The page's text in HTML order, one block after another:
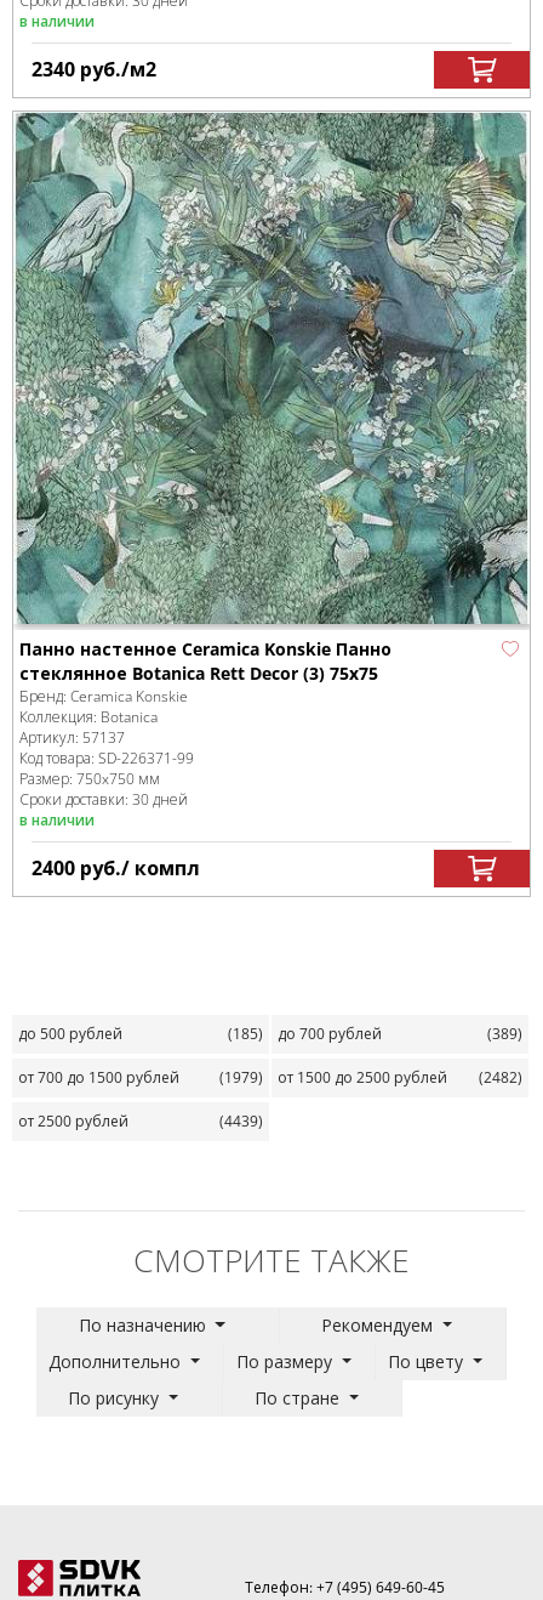
в наличии
2340 руб./м2
Панно настенное Ceramica Konskie Панно
стеклянное Botanica Rett Decor (3) 75x75
Бренд: Ceramica Konskie
Коллекция: Botanica
Артикул: 57137
Код товара: SD-226371-99
Размер: 750x750 мм
Сроки доставки: 30 дней
в наличии
2400 руб./ компл
до 500 рублей (185) до 700 рублей (389)
от 700 до 1500 рублей (1979) от 1500 до 2500 рублей (2482)
от 2500 рублей (4439)
СМОТРИТЕ ТАКЖЕ
По назначению
Рекомендуем
Дополнительно
По размеру
По цвету
По рисунку
По стране
Телефон:+7 (495) 649-60-45